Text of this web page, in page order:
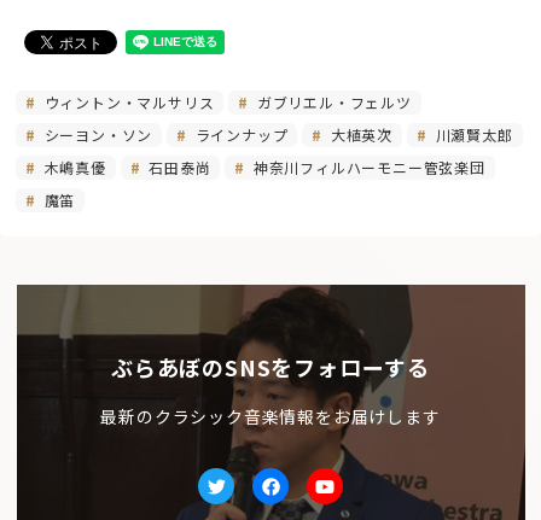
ウィントン・マルサリス
ガブリエル・フェルツ
シーヨン・ソン
ラインナップ 大植英次
川瀬賢太郎
木嶋真優
石田泰尚
神奈川フィルハーモニー管弦楽団
魔笛
ぶらあぼのSNSをフォローする
最新のクラシック音楽情報をお届けします
TwitterfacebookYoutube